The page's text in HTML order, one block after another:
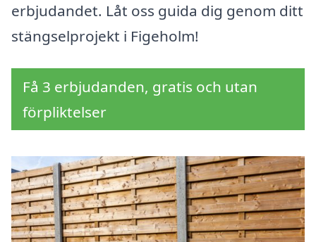
erbjudandet. Låt oss guida dig genom ditt
stängselprojekt i Figeholm!
Få 3 erbjudanden, gratis och utan
förpliktelser